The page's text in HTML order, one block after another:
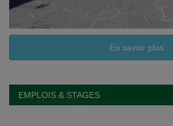
En savoir plus
EMPLOIS & STAGES